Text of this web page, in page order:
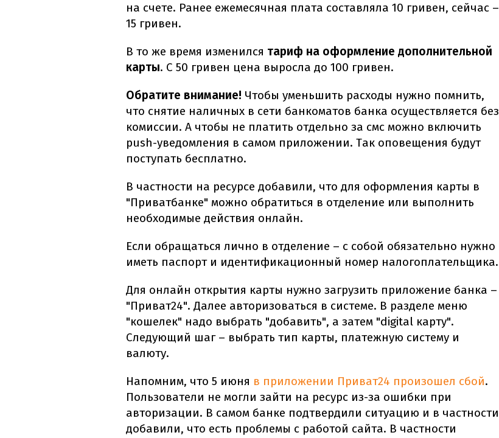
на счете. Ранее ежемесячная плата составляла 10 гривен, сейчас –
15 гривен.
В то же время изменился тариф на оформление дополнительной
карты. С 50 гривен цена выросла до 100 гривен.
Обратите внимание! Чтобы уменьшить расходы нужно помнить,
что снятие наличных в сети банкоматов банка осуществляется без
комиссии. А чтобы не платить отдельно за смс можно включить
push-уведомления в самом приложении. Так оповещения будут
поступать бесплатно.
В частности на ресурсе добавили, что для оформления карты в
"Приватбанке" можно обратиться в отделение или выполнить
необходимые действия онлайн.
Если обращаться лично в отделение – с собой обязательно нужно
иметь паспорт и идентификационный номер налогоплательщика.
Для онлайн открытия карты нужно загрузить приложение банка –
"Приват24". Далее авторизоваться в системе. В разделе меню
"кошелек" надо выбрать "добавить", а затем "digital карту".
Следующий шаг – выбрать тип карты, платежную систему и
валюту.
Напомним, что 5 июня в приложении Приват24 произошел сбой.
Пользователи не могли зайти на ресурс из-за ошибки при
авторизации. В самом банке подтвердили ситуацию и в частности
добавили, что есть проблемы с работой сайта. В частности